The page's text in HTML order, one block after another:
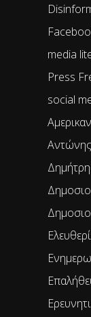
media
Press
social